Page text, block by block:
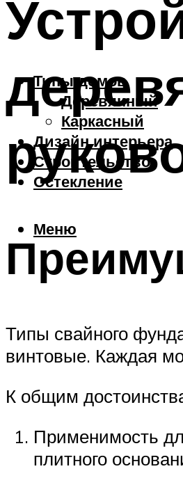
Типы домов
Деревянный
Каркасный
Дизайн интерьера
Строительство
Остекление
Меню
Типы свайного
винтовые. Каждая
К общим
Применимость
плитного